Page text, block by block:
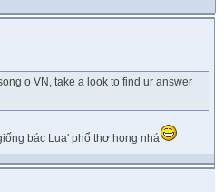
o VN, take a look to find ur answer
bác Lua' phổ thơ hong nhá